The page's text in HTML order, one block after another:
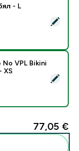
Сутиен - бял - L
- L
Mid Rise No VPL
No VPL Bikini
XS
77,05 €‎